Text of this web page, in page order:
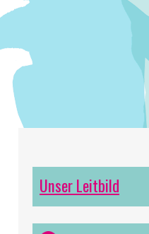
Unser Leitbild